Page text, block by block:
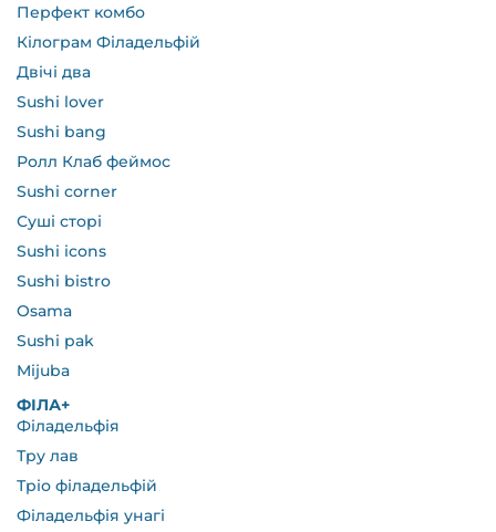
Перфект комбо
Кілограм Філадельфій
Двічі два
Sushi lover
Sushi bang
Ролл Клаб феймос
Sushi corner
Суші сторі
Sushi icons
Sushi bistro
Osama
Sushi pak
Mijuba
ФІЛА+
Філадельфія
Тру лав
Тріо філадельфій
Філадельфія унагі